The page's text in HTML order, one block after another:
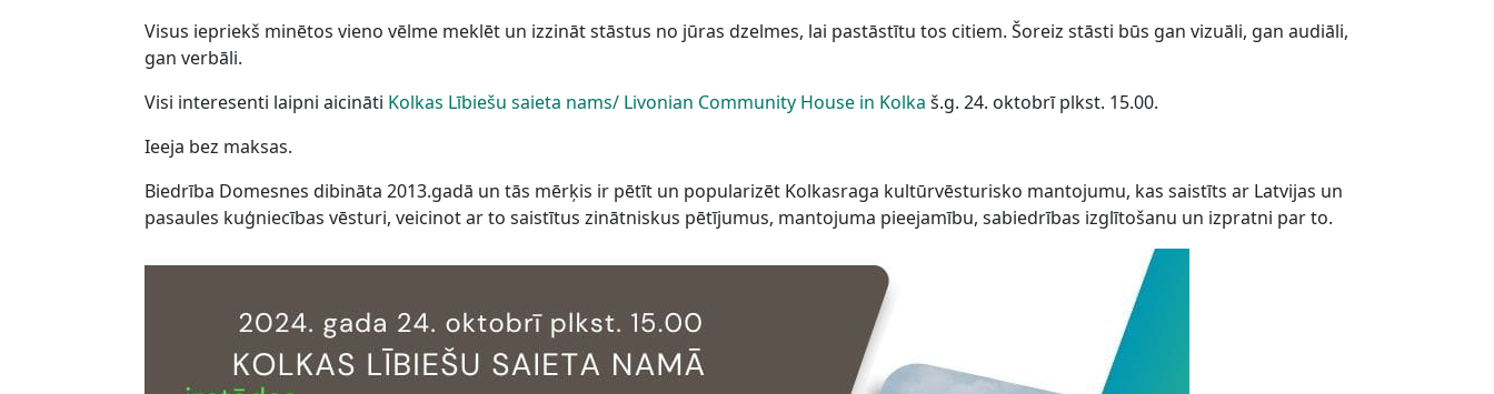
Visus iepriekš minētos vieno vēlme meklēt un izzināt stāstus no jūras dzelmes, lai pastāstītu tos citiem. Šoreiz stāsti būs gan vizuāli, gan audiāli,
gan verbāli.
Visi interesenti laipni aicināti Kolkas Lībiešu saieta nams/ Livonian Community House in Kolka š.g. 24. oktobrī plkst. 15.00.
Ieeja bez maksas.
Biedrība Domesnes dibināta 2013.gadā un tās mērķis ir pētīt un popularizēt Kolkasraga kultūrvēsturisko mantojumu, kas saistīts ar Latvijas un
pasaules kuģniecības vēsturi, veicinot ar to saistītus zinātniskus pētījumus, mantojuma pieejamību, sabiedrības izglītošanu un izpratni par to.